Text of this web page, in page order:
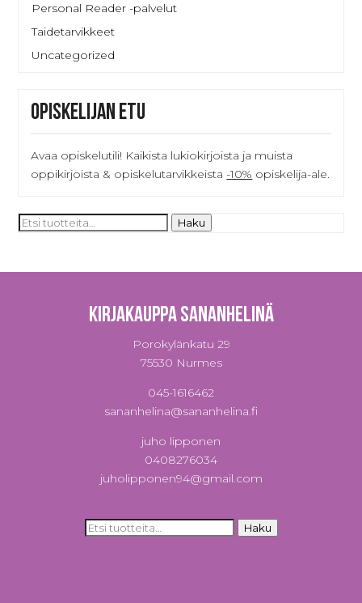
Personal Reader -palvelut
Taidetarvikkeet
Uncategorized
Opiskelijan etu
Avaa opiskelutili! Kaikista lukiokirjoista ja muista
oppikirjoista & opiskelutarvikkeista -10% opiskelija-ale.
Etsi: Haku
Kirjakauppa Sananhelinä
Porokylänkatu 29
75530 Nurmes
045-1616462
sananhelina@sananhelina.fi
juho lipponen
0408276034
juholipponen94@gmail.com
Etsi: Haku